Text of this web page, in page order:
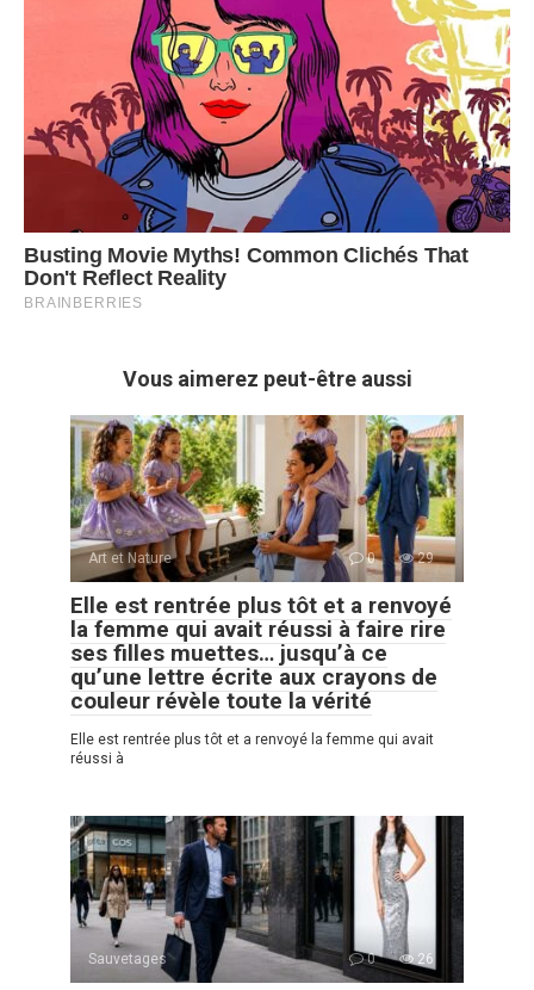
Vous aimerez peut-être aussi
Art et Nature 0 29
Elle est rentrée plus tôt et a renvoyé
la femme qui avait réussi à faire rire
ses filles muettes… jusqu’à ce
qu’une lettre écrite aux crayons de
couleur révèle toute la vérité
Elle est rentrée plus tôt et a renvoyé la femme qui avait
réussi à
Sauvetages 0 26